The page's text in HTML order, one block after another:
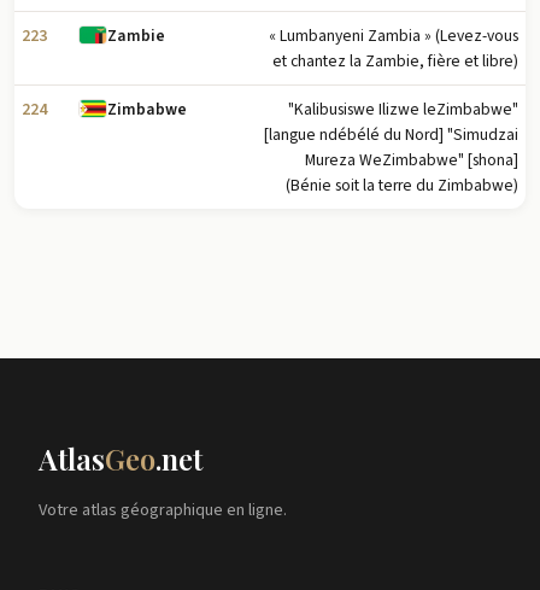
223 Zambie
« Lumbanyeni Zambia » (Levez-vous
et chantez la Zambie, fière et libre)
224 Zimbabwe
"Kalibusiswe Ilizwe leZimbabwe"
[langue ndébélé du Nord] "Simudzai
Mureza WeZimbabwe" [shona]
(Bénie soit la terre du Zimbabwe)
AtlasGeo.net
Votre atlas géographique en ligne.